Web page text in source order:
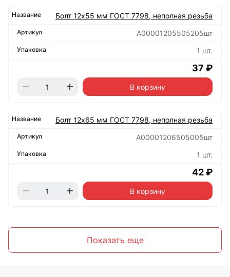
Болт 12х55 мм ГОСТ 7798, неполная резьба
А00001205505205шт
1 шт.
37 ₽
В корзину
Болт 12х65 мм ГОСТ 7798, неполная резьба
А00001206505005шт
1 шт.
42 ₽
В корзину
Показать еще